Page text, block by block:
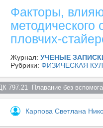
Факторы,
пловчих-
Журнал: УЧЕНЫЕ
Рубрики: ФИЗИЧЕСКАЯ
797.21  Плавание без
Карпова Светлана